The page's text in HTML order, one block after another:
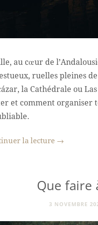
au cœur de
ruelles pleines
la Cathédrale ou
et comment organiser
la lecture →
Que faire
3 NOVEMBRE